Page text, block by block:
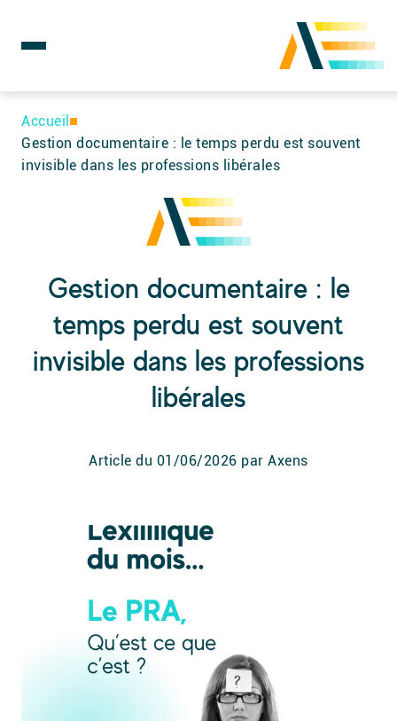
Skip
content
Rechercher :
Accueil
Gestion documentaire : le temps perdu est souvent
invisible dans les professions libérales
Gestion documentaire : le
temps perdu est souvent
invisible dans les professions
libérales
Article du 01/06/2026 par Axens